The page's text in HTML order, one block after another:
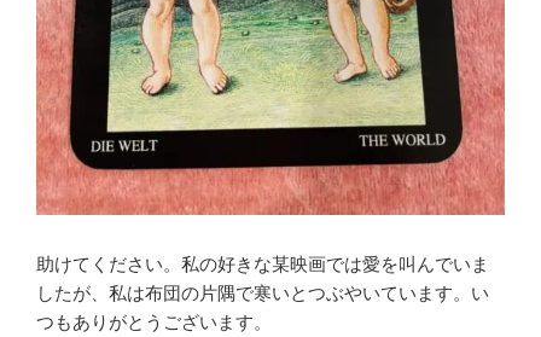
助けてください。私の好きな某映画では愛を叫んでいま
したが、私は布団の片隅で寒いとつぶやいています。い
つもありがとうございます。